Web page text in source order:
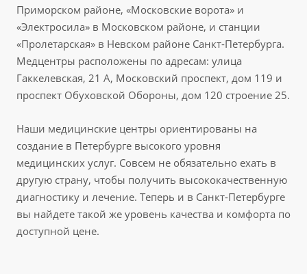
Приморском районе, «Московские ворота» и
«Электросила» в Московском районе, и станции
«Пролетарская» в Невском районе Санкт-Петербурга.
Медцентры расположены по адресам: улица
Гаккелевская, 21 А, Московский проспект, дом 119 и
проспект Обуховской Обороны, дом 120 строение 25.
Наши медицинские центры ориентированы на
создание в Петербурге высокого уровня
медицинских услуг. Совсем не обязательно ехать в
другую страну, чтобы получить высококачественную
диагностику и лечение. Теперь и в Санкт-Петербурге
вы найдете такой же уровень качества и комфорта по
доступной цене.